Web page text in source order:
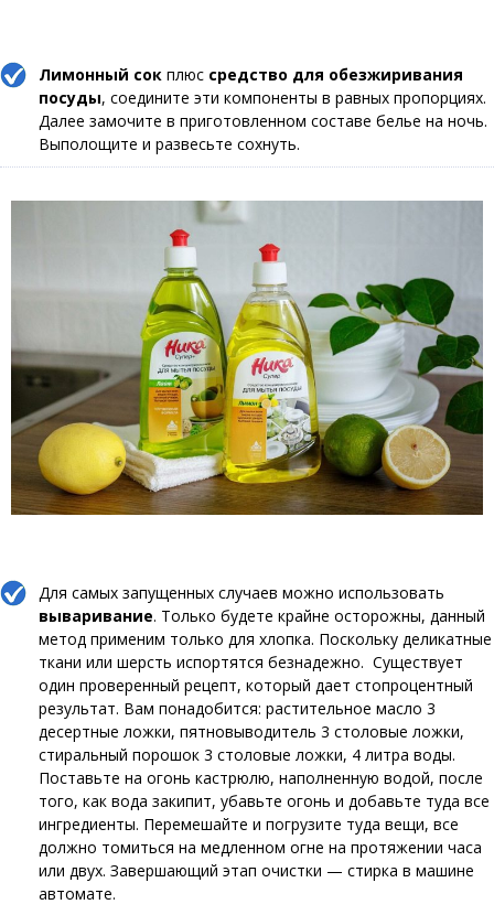
Лимонный сок плюс средство для обезжиривания
посуды, соедините эти компоненты в равных пропорциях.
Далее замочите в приготовленном составе белье на ночь.
Выполощите и развесьте сохнуть.
Для самых запущенных случаев можно использовать
вываривание. Только будете крайне осторожны, данный
метод применим только для хлопка. Поскольку деликатные
ткани или шерсть испортятся безнадежно. Существует
один проверенный рецепт, который дает стопроцентный
результат. Вам понадобится: растительное масло 3
десертные ложки, пятновыводитель 3 столовые ложки,
стиральный порошок 3 столовые ложки, 4 литра воды.
Поставьте на огонь кастрюлю, наполненную водой, после
того, как вода закипит, убавьте огонь и добавьте туда все
ингредиенты. Перемешайте и погрузите туда вещи, все
должно томиться на медленном огне на протяжении часа
или двух. Завершающий этап очистки — стирка в машине
автомате.